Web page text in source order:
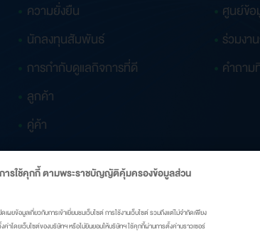
ความยั่งยืน
นักลงทุนสัมพันธ์
การกำกับดูแลกิจการที่ดี
ลูกค้า
คู่ค้า
ศูนย์ข้
ร่วมงา
คำถา
การใช้คุกกี้ ตามพระราชบัญญัติคุ้มครองข้อมูลส่วน
ยข้อมูลเกี่ยวกับการเข้าเยี่ยมชมเว็บไซต์ การใช้งานเว็บไซต์ รวมถึงแต่ไม่จำกัดเพียง
าโดยเว็บไซต์ของบริษัทฯ หรือไม่ยินยอมให้บริษัทฯ ใช้คุกกี้ผ่านการตั้งค่าบราวเซอร์